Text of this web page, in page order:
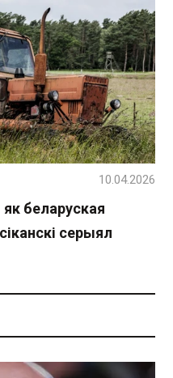
беларуская
серыял
10.04.2026